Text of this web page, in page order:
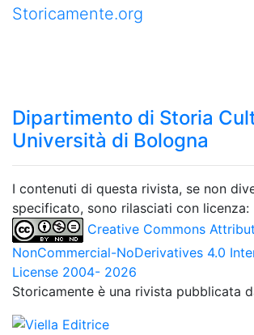
Storicamente.org
Dipartimento di Storia
Università di Bologna
I contenuti di questa rivista, se non
specificato, sono rilasciati con licenza:
Creative Commons
NonCommercial-NoDerivatives 4.0
License 2004- 2026
Storicamente è una rivista pubblicata